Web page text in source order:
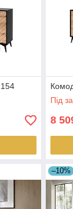
Під
8
–10%